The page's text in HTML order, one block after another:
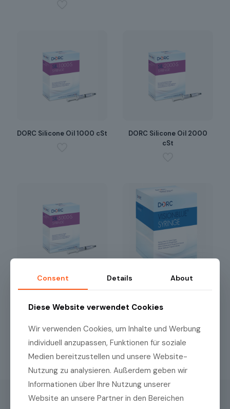
DORC Silicone Oil 1000 cSt
DORC Silicone Oil 2000
cSt
1 2 3 Nächste Seite
Consent Details About
Diese Website verwendet Cookies
Wir verwenden Cookies, um Inhalte und Werbung
individuell anzupassen, Funktionen für soziale
Medien bereitzustellen und unsere Website-
Nutzung zu analysieren. Außerdem geben wir
Informationen über Ihre Nutzung unserer
Website an unsere Partner in den Bereichen